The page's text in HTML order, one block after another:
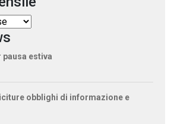
pausa estiva
obblighi di informazione e